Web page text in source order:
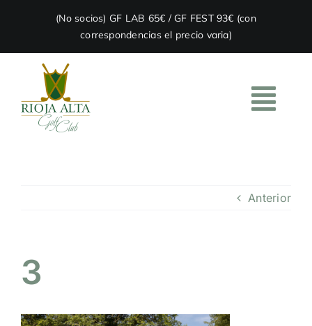
(No socios) GF LAB 65€ / GF FEST 93€ (con
correspondencias el precio varia)
Anterior
3